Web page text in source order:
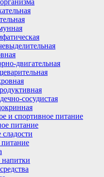
двигательная
сосудистая
и спортивное питание
питание